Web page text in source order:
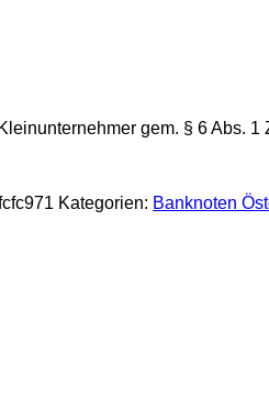
gem. § 6 Abs. 1
Kategorien: Banknoten